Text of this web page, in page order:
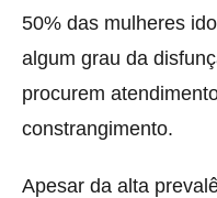
50% das mulheres
algum grau da
procurem
constrangimento.
Apesar da alta